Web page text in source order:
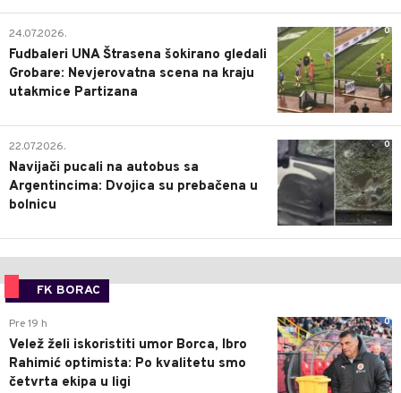
0
24.07.2026.
Fudbaleri UNA Štrasena šokirano gledali
Grobare: Nevjerovatna scena na kraju
utakmice Partizana
0
22.07.2026.
Navijači pucali na autobus sa
Argentincima: Dvojica su prebačena u
bolnicu
FK BORAC
0
Pre 19 h
Velež želi iskoristiti umor Borca, Ibro
Rahimić optimista: Po kvalitetu smo
četvrta ekipa u ligi